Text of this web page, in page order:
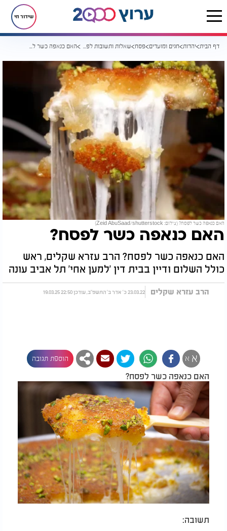
שידור חי
דף הבית יהדות חגים ומועדים פסח שאלות ותשובות לפסח האם כנאפה כשר לפסח?
האם כנאפה כשר לפסח? (צילום: Zeid AbuSaad/shutterstock)
האם כנאפה כשר לפסח?
האם כנאפה כשר לפסח? הרב עזרא שקלים, ראש
כולל השלום ודיין בבית דין 'למען אחי' תל אביב עונה
הרב עזרא שקלים 23.03.22 כ' אדר ב' התשפ"ב, עודכן 22:50 19.03.25
א א הוספת תגובה
האם כנאפה כשר לפסח?
תשובה: